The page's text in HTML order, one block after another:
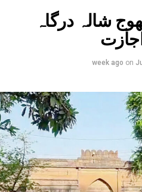
گیا ہے۔ مدھیہ پردیش میں
بھی بارش کا الرٹ جاری کیا گیا ہے۔ وہاں کے 17 اضلع
کئی اضلاع میں بھی
شالہ درگاہ
on